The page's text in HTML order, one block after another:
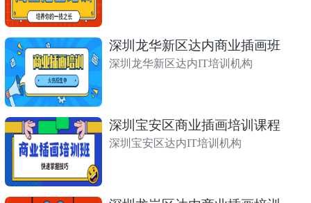
深圳龙华新区达内商业插画班
深圳龙华新区达内IT培训机构
深圳宝安区商业插画培训课程
深圳宝安区达内IT培训机构